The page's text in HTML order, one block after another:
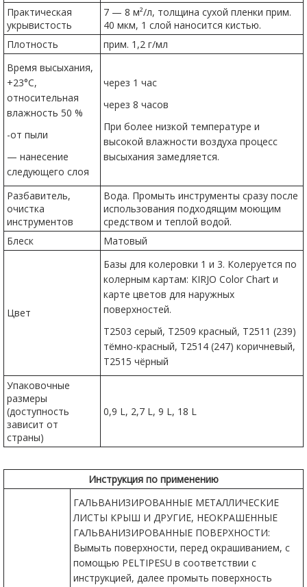
Практическая
укрывистость
7 — 8 м²/л, толщина сухой пленки прим.
40 мкм, 1 слой наносится кистью.
Плотность
прим. 1,2 г/мл
Время высыхания,
+23°C,
относительная
влажность 50 %
-от пыли
— нанесение
следующего слоя
через 1 час
через 8 часов
При более низкой температуре и
высокой влажности воздуха процесс
высыхания замедляется.
Разбавитель,
очистка
инструментов
Вода. Промыть инструменты сразу после
использования подходящим моющим
средством и теплой водой.
Блеск
Матовый
Цвет
Базы для колеровки 1 и 3. Колеруется по
колерным картам: KIRJO Color Chart и
карте цветов для наружных
поверхностей.
T2503 серый, T2509 красный, T2511 (239)
тёмно-красный, T2514 (247) коричневый,
T2515 чёрный
Упаковочные
размеры
(доступность
зависит от
страны)
0,9 L, 2,7 L, 9 L, 18 L
Инструкция по применению
ГАЛЬВАНИЗИРОВАННЫЕ МЕТАЛЛИЧЕСКИЕ
ЛИСТЫ КРЫШ И ДРУГИЕ, НЕОКРАШЕННЫЕ
ГАЛЬВАНИЗИРОВАННЫЕ ПОВЕРХНОСТИ:
Вымыть поверхности, перед окрашиванием, с
помощью PELTIPESU в соответствии с
инструкцией, далее промыть поверхность